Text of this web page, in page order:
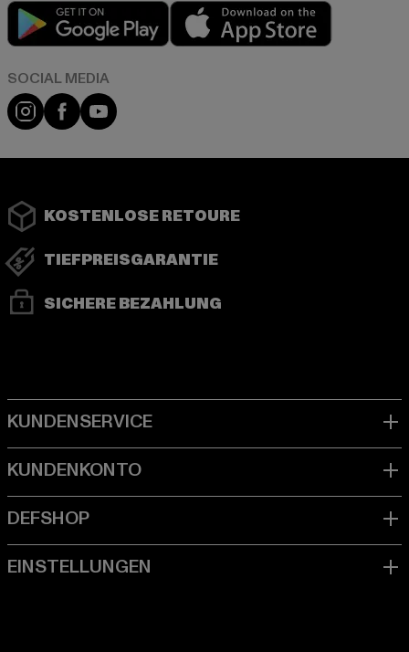
Play market
Instagram
FacebookYouTube
KOSTENLOSE RETOURE
TIEFPREISGARANTIE
SICHERE BEZAHLUNG